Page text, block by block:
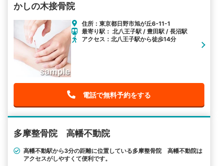
かしの木接骨院
住所：東京都日野市旭が丘6-11-1
最寄り駅： 北八王子駅 / 豊田駅 / 長沼駅
アクセス：北八王子駅から徒歩14分
電話で無料予約をする
多摩整骨院 高幡不動院
高幡不動駅から3分の距離に位置している多摩整骨院 高幡不動院は
アクセスがしやすくて便利です。